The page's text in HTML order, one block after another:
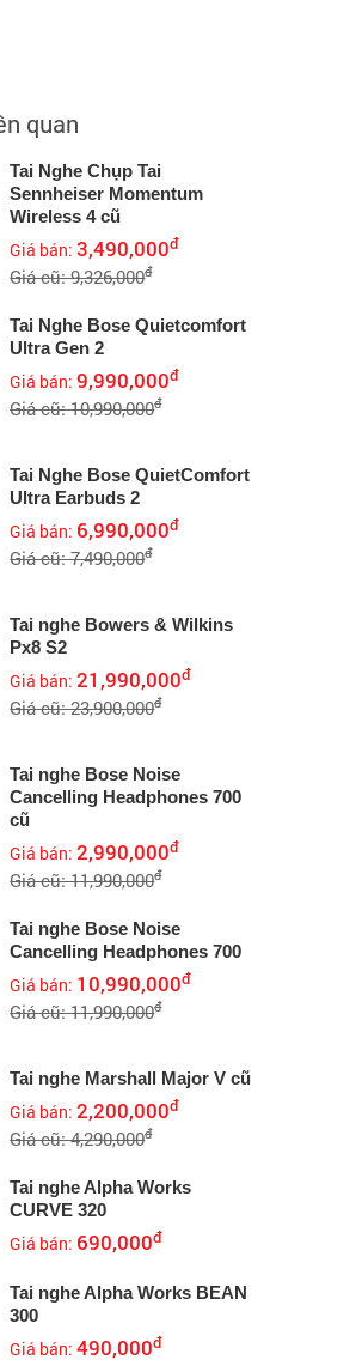
quan
Tai Nghe Chụp Tai
Sennheiser Momentum
Wireless 4 cũ
Giá bán:3,490,000đ
Giá cũ: 9,326,000đ
Tai Nghe Bose Quietcomfort
Ultra Gen 2
Giá bán:9,990,000đ
Giá cũ: 10,990,000đ
Tai Nghe Bose QuietComfort
Ultra Earbuds 2
Giá bán: 6,990,000đ
Giá cũ: 7,490,000đ
Tai nghe Bowers & Wilkins
Px8 S2
Giá bán:21,990,000đ
Giá cũ: 23,900,000đ
Tai nghe Bose Noise
Cancelling Headphones 700
cũ
Giá bán:2,990,000đ
Giá cũ: 11,990,000đ
Tai nghe Bose Noise
Cancelling Headphones 700
Giá bán: 10,990,000đ
Giá cũ: 11,990,000đ
Tai nghe Marshall Major V cũ
Giá bán:2,200,000đ
Giá cũ: 4,290,000đ
Tai nghe Alpha Works
CURVE 320
Giá bán: 690,000đ
Tai nghe Alpha Works BEAN
300
Giá bán:490,000đ